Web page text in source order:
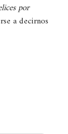
por
a decirnos